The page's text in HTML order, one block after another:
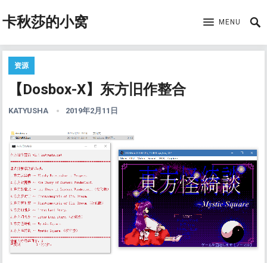
卡秋莎的小窝 MENU
资源
【Dosbox-X】东方旧作整合
KATYUSHA 2019年2月11日